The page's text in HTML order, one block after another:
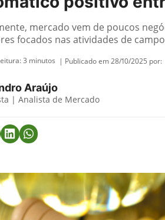
mercado vem de poucos
focados nas atividades de
3 minutos | Publicado em 28/10/2025 por:
Araújo
| Analista de Mercado